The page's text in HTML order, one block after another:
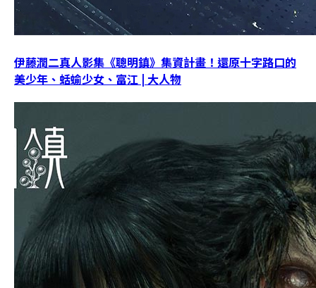
伊藤潤二真人影集《聰明鎮》集資計畫！還原十字路口的
美少年、蛞蝓少女、富江 | 大人物